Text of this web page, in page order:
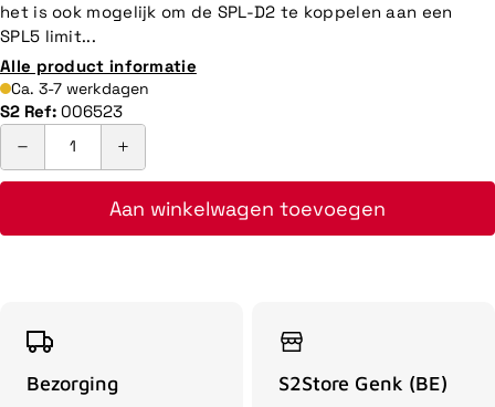
het is ook mogelijk om de SPL-D2 te koppelen aan een
SPL5 limit...
Alle product informatie
Ca. 3-7 werkdagen
S2 Ref: 006523
Aan winkelwagen toevoegen
Bezorging S2Store Genk (BE)